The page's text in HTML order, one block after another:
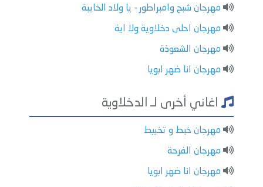
مهرجان شبح وامبراطور - يا ولاد الخايبة
مهرجان احلى دخلاوية ولا اية
مهرجان الشعوذة
مهرجان انا ضهر ابويا
اغاني أخرى لـ الدخلاوية
مهرجان خبط و تخبيط
مهرجان الفرحة
مهرجان انا ضهر ابويا